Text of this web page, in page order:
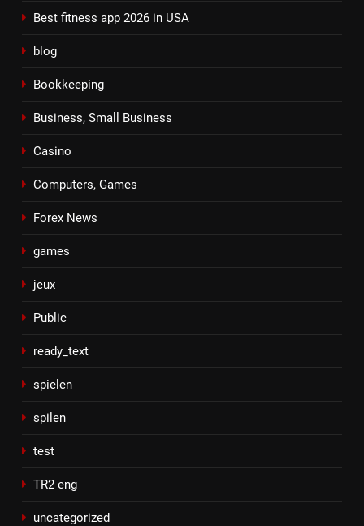
Best fitness app 2026 in USA
blog
Bookkeeping
Business, Small Business
Casino
Computers, Games
Forex News
games
jeux
Public
ready_text
spielen
spilen
test
TR2 eng
uncategorized